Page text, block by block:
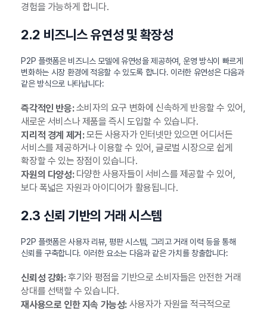
경험을 가능하게 합니다.
2.2 비즈니스 유연성 및 확장성
P2P 플랫폼은 비즈니스 모델에 유연성을 제공하여, 운영 방식이 빠르게
변화하는 시장 환경에 적응할 수 있도록 합니다. 이러한 유연성은 다음과
같은 방식으로 나타납니다:
즉각적인 반응:소비자의 요구 변화에 신속하게 반응할 수 있어,
새로운 서비스나 제품을 즉시 도입할 수 있습니다.
지리적 경계 제거:모든 사용자가 인터넷만 있으면 어디서든
서비스를 제공하거나 이용할 수 있어, 글로벌 시장으로 쉽게
확장할 수 있는 장점이 있습니다.
자원의 다양성:다양한 사용자들이 서비스를 제공할 수 있어,
보다 폭넓은 자원과 아이디어가 활용됩니다.
2.3 신뢰 기반의 거래 시스템
P2P 플랫폼은 사용자 리뷰, 평판 시스템, 그리고 거래 이력 등을 통해
신뢰를 구축합니다. 이러한 요소는 다음과 같은 가치를 창출합니다:
신뢰성 강화:후기와 평점을 기반으로 소비자들은 안전한 거래
상대를 선택할 수 있습니다.
재사용으로 인한 지속 가능성:사용자가 자원을 적극적으로